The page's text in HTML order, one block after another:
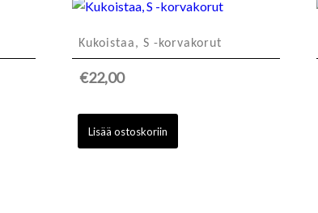
Kukoistaa, S -korvakorut
€22,00
Lisää ostoskoriin